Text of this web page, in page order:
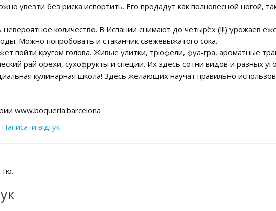
увезти без риска испортить. Его продадут как полновесной ногой,
количество. В Испании снимают до четырёх (!!!) урожаев
Можно попробовать и стаканчик свежевыжатого сока.
пойти кругом голова. Живые улитки, трюфели, фуа-гра, ароматные
рай орехи, сухофрукты и специи. Их здесь сотни видов и разных
кулинарная школа! Здесь желающих научат правильно
www.boqueria.barcelona
Написати відгук